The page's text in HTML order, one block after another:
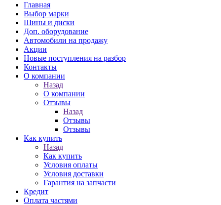
Главная
Выбор марки
Шины и диски
Доп. оборудование
Автомобили на продажу
Акции
Новые поступления на разбор
Контакты
О компании
Назад
О компании
Отзывы
Назад
Отзывы
Отзывы
Как купить
Назад
Как купить
Условия оплаты
Условия доставки
Гарантия на запчасти
Кредит
Оплата частями